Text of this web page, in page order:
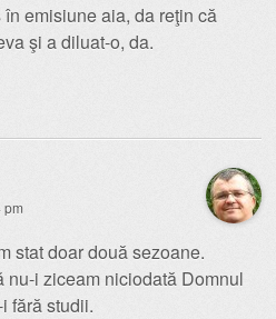
emisiune aia, da reţin că
şi a diluat-o, da.
pm
stat doar două sezoane.
nu-i ziceam niciodată Domnul
fără studii.